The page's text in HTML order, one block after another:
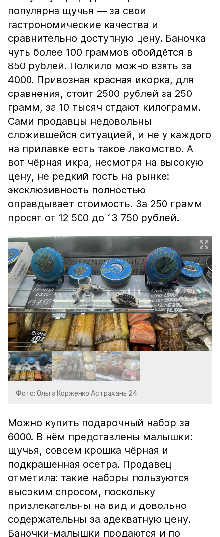
популярна щучья — за свои
гастрономические качества и
сравнительно доступную цену. Баночка
чуть более 100 граммов обойдётся в
850 рублей. Полкило можно взять за
4000. Привозная красная икорка, для
сравнения, стоит 2500 рублей за 250
грамм, за 10 тысяч отдают килограмм.
Сами продавцы недовольны
сложившейся ситуацией, и не у каждого
на прилавке есть такое лакомство. А
вот чёрная икра, несмотря на высокую
цену, не редкий гость на рынке:
эксклюзивность полностью
оправдывает стоимость. За 250 грамм
просят от 12 500 до 13 750 рублей.
Фото: Ольга Корженко Астрахань 24
Можно купить подарочный набор за
6000. В нём представлены малышки:
щучья, совсем крошка чёрная и
подкрашенная осетра. Продавец
отметила: такие наборы пользуются
высоким спросом, поскольку
привлекательны на вид и довольно
содержательны за адекватную цену.
Баночки-малышки продаются и по